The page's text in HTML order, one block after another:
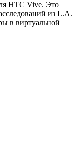
HTC Vive. Это
из L.A.
в виртуальной